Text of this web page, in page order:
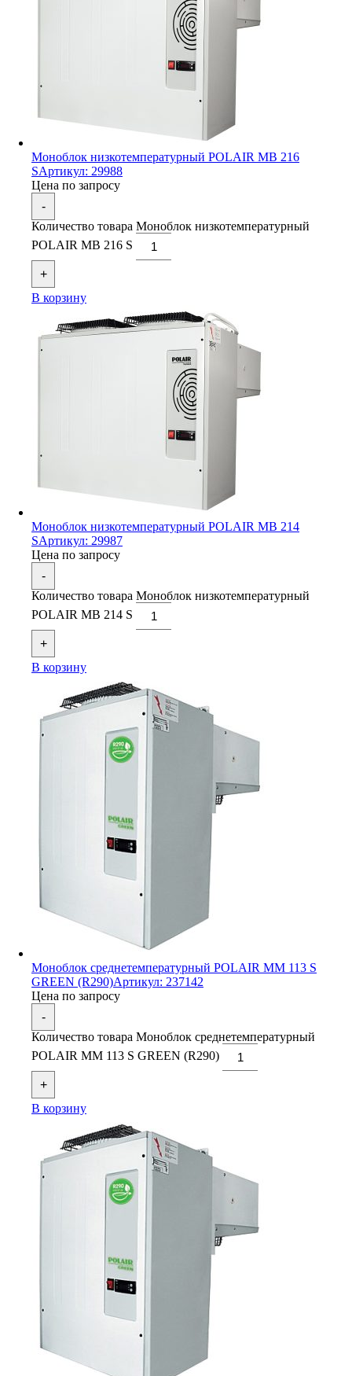
Моноблок низкотемпературный POLAIR MB 216
SАртикул: 29988
Цена по запросу
-
Количество товара Моноблок низкотемпературный
POLAIR MB 216 S
+
В корзину
Моноблок низкотемпературный POLAIR MB 214
SАртикул: 29987
Цена по запросу
-
Количество товара Моноблок низкотемпературный
POLAIR MB 214 S
+
В корзину
Моноблок среднетемпературный POLAIR MM 113 S
GREEN (R290)Артикул: 237142
Цена по запросу
-
Количество товара Моноблок среднетемпературный
POLAIR MM 113 S GREEN (R290)
+
В корзину